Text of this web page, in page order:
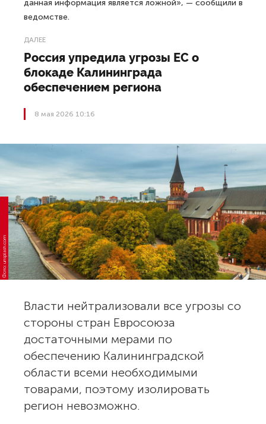
данная информация является ложной», — сообщили в
ведомстве.
ДАЛЕЕ
Россия упредила угрозы ЕС о
блокаде Калининграда
обеспечением региона
8 мая 2026 10:16
Фото: unsplash.com
Власти нейтрализовали все угрозы со
стороны стран Евросоюза
достаточными мерами по
обеспечению Калининградской
области всеми необходимыми
товарами, поэтому изолировать
регион невозможно.